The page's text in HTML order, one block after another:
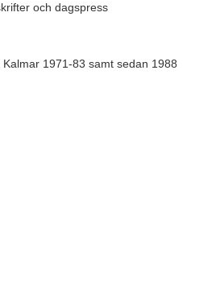
och dagspress
1971-83 samt sedan 1988